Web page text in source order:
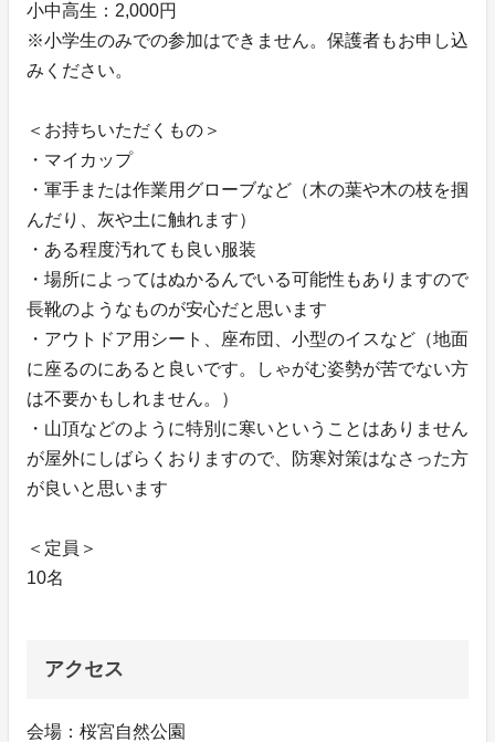
小中高生：2,000円
※小学生のみでの参加はできません。保護者もお申し込
みください。
＜お持ちいただくもの＞
・マイカップ
・軍手または作業用グローブなど（木の葉や木の枝を掴
んだり、灰や土に触れます）
・ある程度汚れても良い服装
・場所によってはぬかるんでいる可能性もありますので
長靴のようなものが安心だと思います
・アウトドア用シート、座布団、小型のイスなど（地面
に座るのにあると良いです。しゃがむ姿勢が苦でない方
は不要かもしれません。）
・山頂などのように特別に寒いということはありません
が屋外にしばらくおりますので、防寒対策はなさった方
が良いと思います
＜定員＞
10名
アクセス
会場：桜宮自然公園